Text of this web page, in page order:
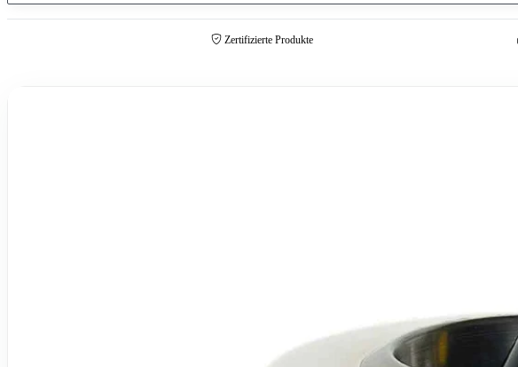
Zertifizierte Produkte